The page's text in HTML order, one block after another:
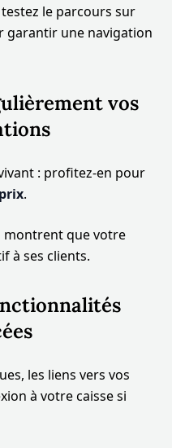
le parcours sur
garantir une navigation
vos
: profitez-en pour
.
montrent que votre
à ses clients.
les liens vers vos
à votre caisse si